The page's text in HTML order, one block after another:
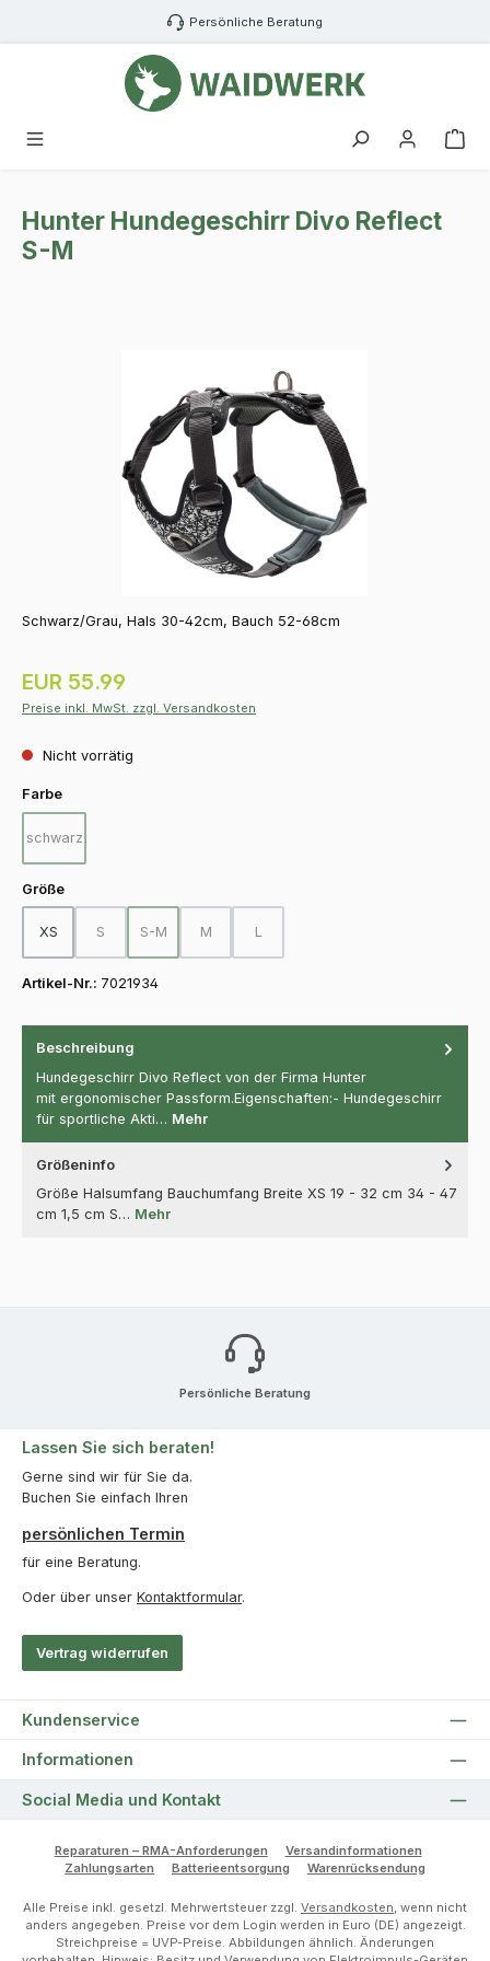
Zum Hauptinhalt springen Persönliche Beratung
Hunter Hundegeschirr Divo Reflect
S-M
Schwarz/Grau, Hals 30-42cm, Bauch 52-68cm
Regulärer Preis:
EUR 55.99
Preise inkl. MwSt. zzgl. Versandkosten
Nicht vorrätig
Farbeauswählen
schwarz
(Diese Option ist zurzeit nicht verfügbar.)
Größeauswählen
XS S
(Diese Option ist zurzeit nicht verfügbar.)
S-M
(Diese Option ist zurzeit nicht verfügbar.)
M
(Diese Option ist zurzeit nicht verfügbar.)
L
(Diese Option ist zurzeit nicht
Artikel-Nr.: 7021934
Beschreibung
Hundegeschirr Divo Reflect von der Firma Hunter
mit ergonomischer Passform.Eigenschaften:- Hundegeschirr
für sportliche Akti… Mehr
Größeninfo
Größe Halsumfang Bauchumfang Breite XS 19 - 32 cm 34 - 47
cm 1,5 cm S… Mehr
Persönliche Beratung
Lassen Sie sich beraten!
Gerne sind wir für Sie da.
Buchen Sie einfach Ihren
persönlichen Termin
für eine Beratung.
Oder über unser Kontaktformular.
Vertrag widerrufen
Kundenservice
Informationen
Social Media und Kontakt
Reparaturen – RMA-Anforderungen
Versandinformationen
Zahlungsarten
Batterieentsorgung Warenrücksendung
Alle Preise inkl. gesetzl. Mehrwertsteuer zzgl. Versandkosten, wenn nicht
anders angegeben. Preise vor dem Login werden in Euro (DE) angezeigt.
Streichpreise = UVP-Preise. Abbildungen ähnlich. Änderungen